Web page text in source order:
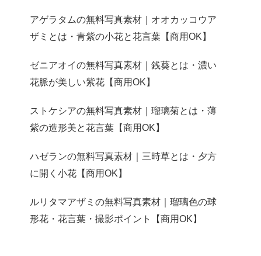
アゲラタムの無料写真素材｜オオカッコウア
ザミとは・青紫の小花と花言葉【商用OK】
ゼニアオイの無料写真素材｜銭葵とは・濃い
花脈が美しい紫花【商用OK】
ストケシアの無料写真素材｜瑠璃菊とは・薄
紫の造形美と花言葉【商用OK】
ハゼランの無料写真素材｜三時草とは・夕方
に開く小花【商用OK】
ルリタマアザミの無料写真素材｜瑠璃色の球
形花・花言葉・撮影ポイント【商用OK】